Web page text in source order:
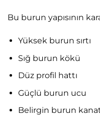
Bu burun yapısının
Yüksek burun sırtı
Sığ burun kökü
Düz profil hattı
Güçlü burun ucu
Belirgin burun